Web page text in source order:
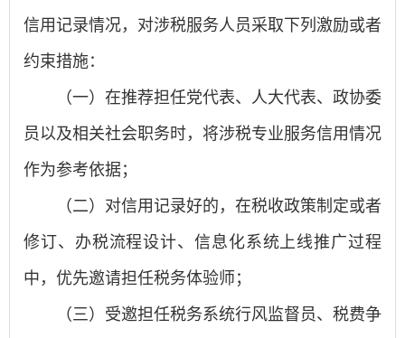
信用记录情况，对涉税服务人员采取下列激励或者
约束措施：
（一）在推荐担任党代表、人大代表、政协委
员以及相关社会职务时，将涉税专业服务信用情况
作为参考依据；
（二）对信用记录好的，在税收政策制定或者
修订、办税流程设计、信息化系统上线推广过程
中，优先邀请担任税务体验师；
（三）受邀担任税务系统行风监督员、税费争